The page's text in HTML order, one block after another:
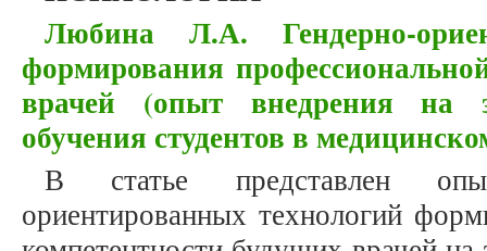
Любина Л.А. Гендерно-
формирования
врачей (опыт внедрения на
обучения студентов в
В статье представлен
ориентированных технологий